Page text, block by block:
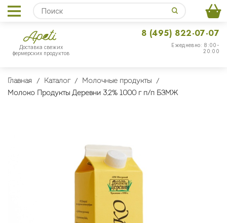
Доставка свежих
фермерских продуктов
Ежедневно: 8:00-
20:00
8 (495) 822-07-07
Главная Каталог
Молочные продукты
Молоко Продукты Деревни 3,2% 1000 г п/п БЗМЖ